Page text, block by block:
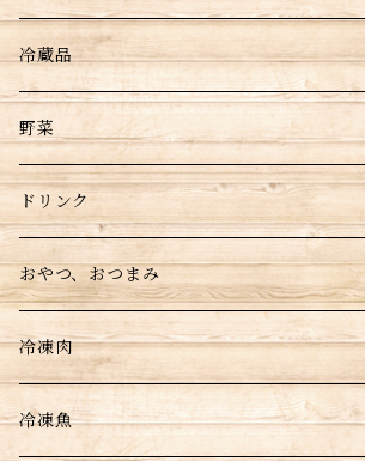
冷蔵品
野菜
ドリンク
おやつ、おつまみ
冷凍肉
冷凍魚